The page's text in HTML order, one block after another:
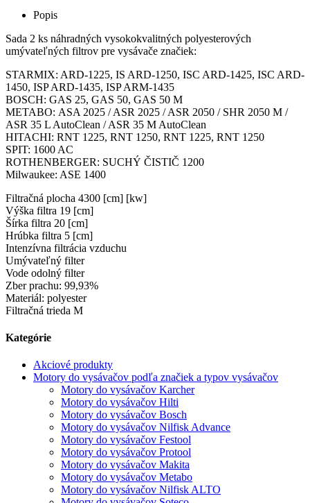
Popis
Sada 2 ks náhradných vysokokvalitných polyesterových
umývateľných filtrov pre vysávače značiek:
STARMIX: ARD-1225, IS ARD-1250, ISC ARD-1425, ISC ARD-
1450, ISP ARD-1435, ISP ARM-1435
BOSCH: GAS 25, GAS 50, GAS 50 M
METABO: ASA 2025 / ASR 2025 / ASR 2050 / SHR 2050 M /
ASR 35 L AutoClean / ASR 35 M AutoClean
HITACHI: RNT 1225, RNT 1250, RNT 1225, RNT 1250
SPIT: 1600 AC
ROTHENBERGER: SUCHÝ ČISTIČ 1200
Milwaukee: ASE 1400
Filtračná plocha 4300 [cm] [kw]
Výška filtra 19 [cm]
Šírka filtra 20 [cm]
Hrúbka filtra 5 [cm]
Intenzívna filtrácia vzduchu
Umývateľný filter
Vode odolný filter
Zber prachu: 99,93%
Materiál: polyester
Filtračná trieda M
Kategórie
Akciové produkty
Motory do vysávačov podľa značiek a typov vysávačov
Motory do vysávačov Karcher
Motory do vysávačov Hilti
Motory do vysávačov Bosch
Motory do vysávačov Nilfisk Advance
Motory do vysávačov Festool
Motory do vysávačov Protool
Motory do vysávačov Makita
Motory do vysávačov Metabo
Motory do vysávačov Nilfisk ALTO